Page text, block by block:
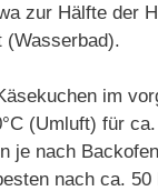
zur Hälfte der
(Wasserbad).
im
(Umluft) für
je nach
nach ca. 50